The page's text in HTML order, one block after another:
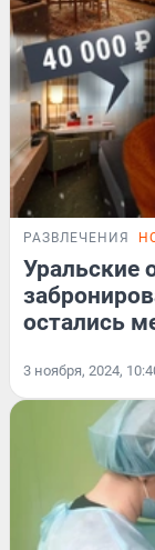
РАЗВЛЕЧЕНИЯ
Уральские
остались
3 ноября, 2024,